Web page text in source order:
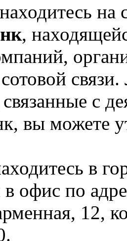
на
,
с
вы можете
в
в офис по
12,